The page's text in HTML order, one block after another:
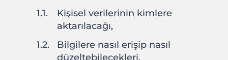
Kişisel verilerinin kimlere
aktarılacağı,
Bilgilere nasıl erişip nasıl
düzeltebilecekleri.